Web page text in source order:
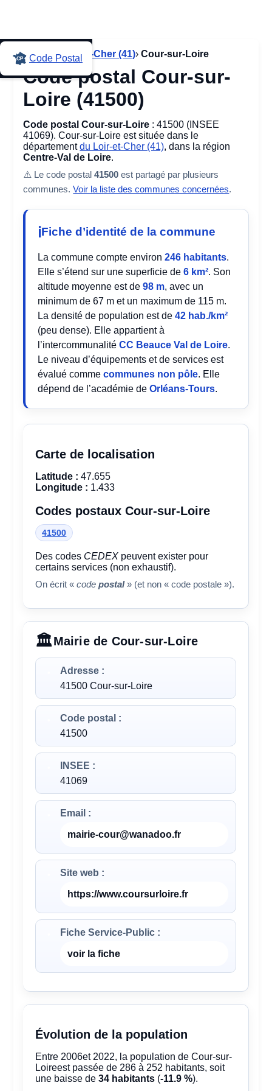
Code Postal
Accueil › Loir-et-Cher (41)› Cour-sur-Loire
Code postal Cour-sur-
Loire (41500)
Code postal Cour-sur-Loire : 41500 (INSEE
41069). Cour-sur-Loire est située dans le
départementdu Loir-et-Cher (41), dans la région
Centre-Val de Loire.
⚠️ Le code postal41500 est partagé par plusieurs
communes.Voir la liste des communes concernées.
Fiche d’identité de la commune
La commune compte environ246 habitants.
Elle s’étend sur une superficie de6 km². Son
altitude moyenne est de98 m, avec un
minimum de 67 m et un maximum de 115 m.
La densité de population est de42 hab./km²
(peu dense). Elle appartient à
l’intercommunalitéCC Beauce Val de Loire.
Le niveau d’équipements et de services est
évalué commecommunes non pôle. Elle
dépend de l’académie deOrléans-Tours.
Carte de localisation
Latitude : 47.655
Longitude : 1.433
Codes postaux Cour-sur-Loire
41500
Des codes CEDEX peuvent exister pour
certains services (non exhaustif).
On écrit «codepostal» (et non « code postale »).
Mairie de Cour-sur-Loire
Adresse :
41500 Cour-sur-Loire
Code postal :
41500
INSEE :
41069
Email :
mairie-cour@wanadoo.fr
Site web :
https://www.coursurloire.fr
Fiche Service-Public :
voir la fiche
Évolution de la population
Entre 2006et 2022, la population de Cour-sur-
Loireest passée de 286 à 252 habitants, soit
une baisse de34 habitants (-11.9 %).